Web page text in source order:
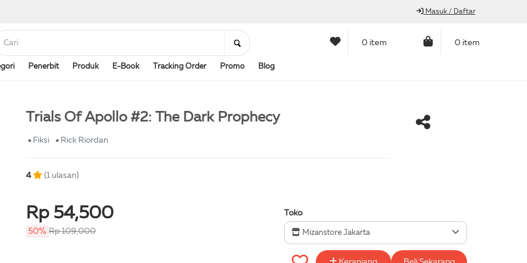
Masuk / Daftar
0 item 0 item
Penerbit Produk E-Book Tracking Order Promo Blog
Trials Of Apollo #2: The Dark Prophecy
Fiksi Rick Riordan
4 (1 ulasan)
Rp 54,500
50% Rp 109,000
Toko
Mizanstore Jakarta